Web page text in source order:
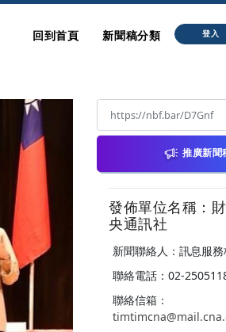
回到首頁 新聞稿分類 登入
推廣新聞
發佈單位名稱：
央通訊社
新聞聯絡人：訊息服務
聯絡電話：02-
聯絡信箱：